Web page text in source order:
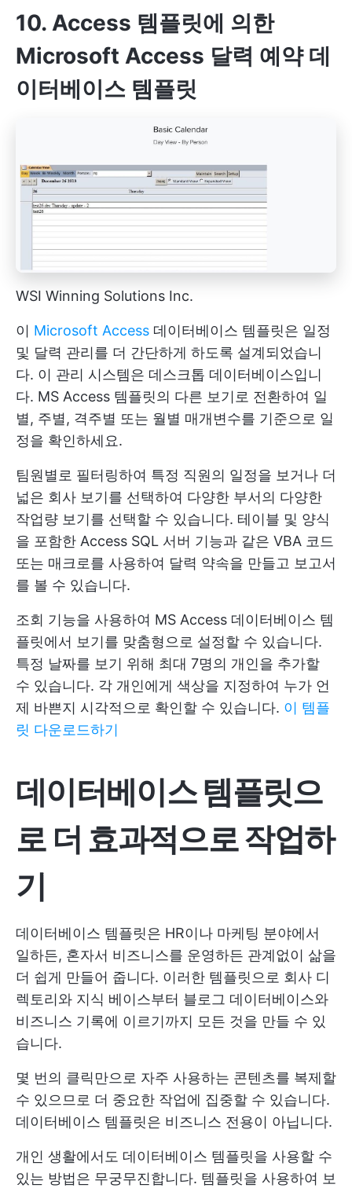
10. Access 템플릿에 의한
Microsoft Access 달력 예약 데
이터베이스 템플릿
WSI Winning Solutions Inc.
이 Microsoft Access 데이터베이스 템플릿은 일정
및 달력 관리를 더 간단하게 하도록 설계되었습니
다. 이 관리 시스템은 데스크톱 데이터베이스입니
다. MS Access 템플릿의 다른 보기로 전환하여 일
별, 주별, 격주별 또는 월별 매개변수를 기준으로 일
정을 확인하세요.
팀원별로 필터링하여 특정 직원의 일정을 보거나 더
넓은 회사 보기를 선택하여 다양한 부서의 다양한
작업량 보기를 선택할 수 있습니다. 테이블 및 양식
을 포함한 Access SQL 서버 기능과 같은 VBA 코드
또는 매크로를 사용하여 달력 약속을 만들고 보고서
를 볼 수 있습니다.
조회 기능을 사용하여 MS Access 데이터베이스 템
플릿에서 보기를 맞춤형으로 설정할 수 있습니다.
특정 날짜를 보기 위해 최대 7명의 개인을 추가할
수 있습니다. 각 개인에게 색상을 지정하여 누가 언
제 바쁜지 시각적으로 확인할 수 있습니다. 이 템플
릿 다운로드하기
데이터베이스 템플릿으
로 더 효과적으로 작업하
기
데이터베이스 템플릿은 HR이나 마케팅 분야에서
일하든, 혼자서 비즈니스를 운영하든 관계없이 삶을
더 쉽게 만들어 줍니다. 이러한 템플릿으로 회사 디
렉토리와 지식 베이스부터 블로그 데이터베이스와
비즈니스 기록에 이르기까지 모든 것을 만들 수 있
습니다.
몇 번의 클릭만으로 자주 사용하는 콘텐츠를 복제할
수 있으므로 더 중요한 작업에 집중할 수 있습니다.
데이터베이스 템플릿은 비즈니스 전용이 아닙니다.
개인 생활에서도 데이터베이스 템플릿을 사용할 수
있는 방법은 무궁무진합니다. 템플릿을 사용하여 보